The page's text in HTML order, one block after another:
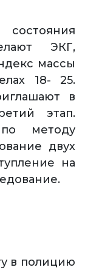
ЭКГ,
массы
18- 25.
в
этап.
методу
двух
на
в полицию